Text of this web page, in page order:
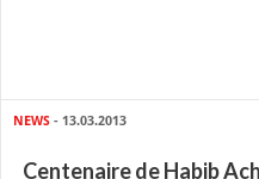
NEWS - 13.03.2013
Centenaire de Habib